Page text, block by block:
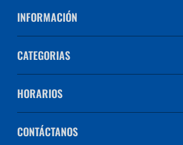
INFORMACIÓN
CATEGORIAS
HORARIOS
CONTÁCTANOS